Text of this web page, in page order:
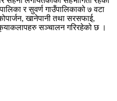
र सुवर्ण गाउँपालिकाको ७ वटा
खानेपानी तथा सरसफाई,
कृयाकलापहरु सञ्चालन गरिरहेको छ ।